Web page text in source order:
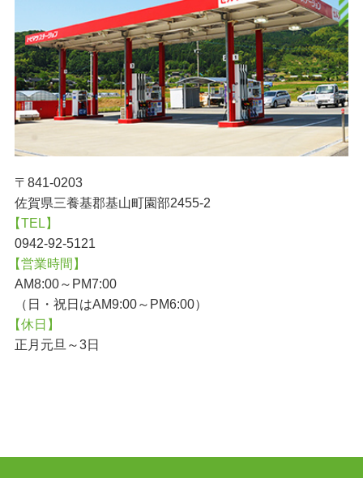
〒841-0203
佐賀県三養基郡基山町園部2455-2
【TEL】
0942-92-5121
【営業時間】
AM8:00～PM7:00
（日・祝日はAM9:00～PM6:00）
【休日】
正月元旦～3日